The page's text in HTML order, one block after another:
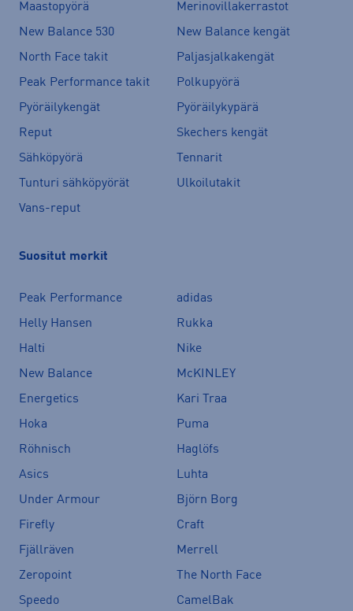
Maastopyörä
Merinovillakerrastot
New Balance 530
New Balance kengät
North Face takit
Paljasjalkakengät
Peak Performance takit
Polkupyörä
Pyöräilykengät
Pyöräilykypärä
Reput
Skechers kengät
Sähköpyörä
Tennarit
Tunturi sähköpyörät
Ulkoilutakit
Vans-reput
Suositut merkit
Peak Performance
adidas
Helly Hansen
Rukka
Halti
Nike
New Balance
McKINLEY
Energetics
Kari Traa
Hoka
Puma
Röhnisch
Haglöfs
Asics
Luhta
Under Armour
Björn Borg
Firefly
Craft
Fjällräven
Merrell
Zeropoint
The North Face
Speedo
CamelBak